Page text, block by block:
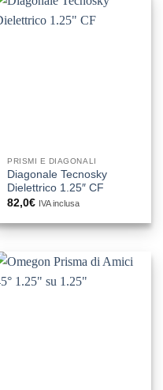
PRISMI E DIAGONALI
Diagonale Tecnosky
Dielettrico 1.25″ CF
82,0€ IVA inclusa